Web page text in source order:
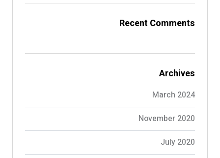
Recent Comments
Archives
March 2024
November 2020
July 2020